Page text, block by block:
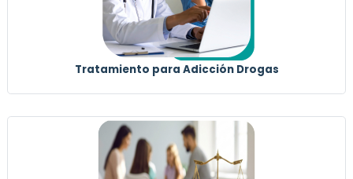
Tratamiento para Adicción Drogas